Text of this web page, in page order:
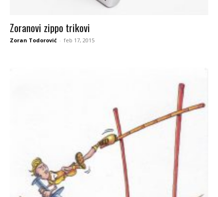
Zoranovi zippo trikovi
Zoran Todorović - feb 17, 2015